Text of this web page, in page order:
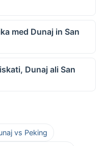
med Dunaj in San
Dunaj ali San
vs Peking